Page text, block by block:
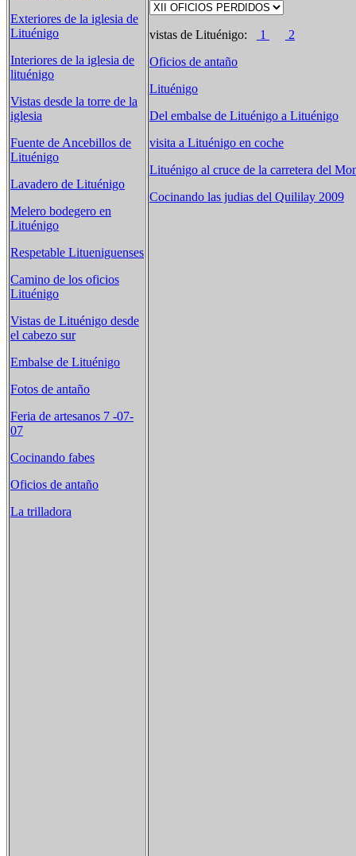
Exteriores de la iglesia de
Lituénigo
Interiores de la iglesia de
lituénigo
Vistas desde la torre de la
iglesia
Fuente de Ancebillos de
Lituénigo
Lavadero de Lituénigo
Melero bodegero en
Lituénigo
Respetable Litueniguenses
Camino de los oficios
Lituénigo
Vistas de Lituénigo desde
el cabezo sur
Embalse de Lituénigo
Fotos de antaño
Feria de artesanos 7 -07-
07
Cocinando fabes
Oficios de antaño
La trilladora
vistas de Lituénigo: 1
2
Oficios de antaño
Lituénigo
Del embalse de Lituénigo a Lituénigo
visita a Lituénigo en coche
Lituénigo al cruce de la carretera del
Cocinando las judias del Quililay 2009